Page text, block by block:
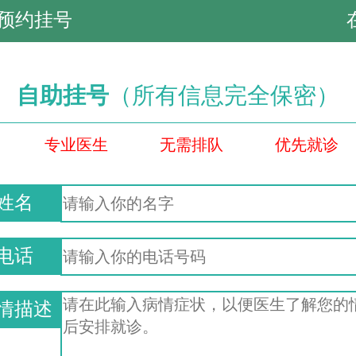
约挂号
自助挂号 （所有信息完全保密）
专业医生 无需排队 优先就诊
名
话
描述